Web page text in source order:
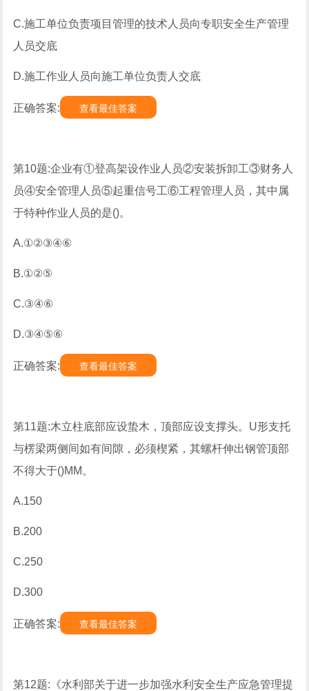
C.施工单位负责项目管理的技术人员向专职安全生产管理
人员交底
D.施工作业人员向施工单位负责人交底
正确答案: 查看最佳答案
第10题:企业有①登高架设作业人员②安装拆卸工③财务人
员④安全管理人员⑤起重信号工⑥工程管理人员，其中属
于特种作业人员的是()。
A.①②③④⑥
B.①②⑤
C.③④⑥
D.③④⑤⑥
正确答案: 查看最佳答案
第11题:木立柱底部应设蛰木，顶部应设支撑头。U形支托
与楞梁两侧间如有间隙，必须楔紧，其螺杆伸出钢管顶部
不得大于()MM。
A.150
B.200
C.250
D.300
正确答案: 查看最佳答案
第12题:《水利部关于进一步加强水利安全生产应急管理提